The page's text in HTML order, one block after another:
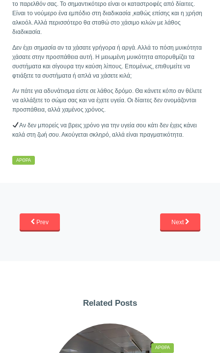
το παρελθόν σας. Το σημαντικότερο είναι οι καταστροφές από δίαιτες.
Είναι το νούμερο ένα εμπόδιο στη διαδικασία ,καθώς επίσης και η χρήση
αλκοόλ. Αλλά περισσότερο θα σταθώ στο χάσιμο κιλών με λάθος
διαδικασία.
Δεν έχει σημασία αν τα χάσατε γρήγορα ή αργά. Αλλά το πόση μυικότητα
χάσατε στην προσπάθεια αυτή. Η μειωμένη μυικότητα απορυθμίζει τα
συστήματα και σίγουρα την καύση λίπους. Επομένως, επιθυμείτε να
φτιάξετε τα συστήματα ή απλά να χάσετε κιλά;
Αν πάτε για αδυνάτισμα είστε σε λάθος δρόμο. Θα κάνετε κόπο αν θέλετε
να αλλάξετε το σώμα σας και να έχετε υγεία. Οι δίαιτες δεν ονομάζονται
προσπάθεια, αλλά χαμένος χρόνος.
Αν δεν μπορείς να βρεις χρόνο για την υγεία σου κάτι δεν έχεις κάνει
καλά στη ζωή σου. Ακούγεται σκληρό, αλλά είναι πραγματικότητα.
ΆΡΘΡΑ
Prev Next
Related Posts
ΆΡΘΡΑ